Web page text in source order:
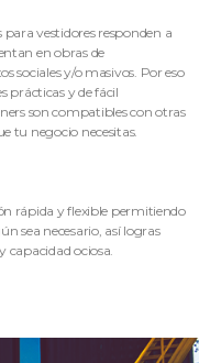
vestidores responden a
en obras de
sociales y/o masivos. Por eso
prácticas y de fácil
son compatibles con otras
tu negocio necesitas.
rápida y flexible permitiendo
sea necesario, así logras
capacidad ociosa.